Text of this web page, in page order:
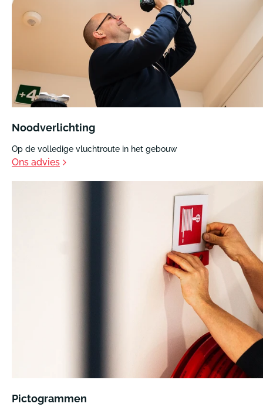
Noodverlichting
Op de volledige vluchtroute in het gebouw
Ons advies
Pictogrammen